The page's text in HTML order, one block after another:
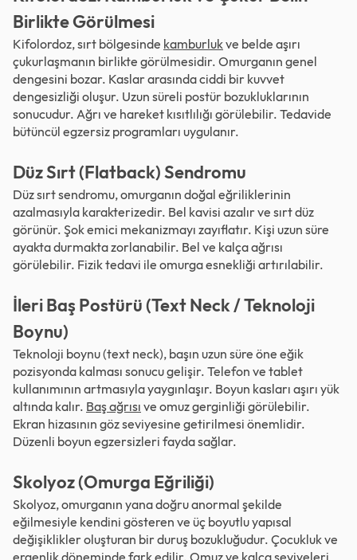
Birlikte Görülmesi
Kifolordoz, sırt bölgesinde kamburlukve belde aşırı
çukurlaşmanın birlikte görülmesidir. Omurganın genel
dengesini bozar. Kaslar arasında ciddi bir kuvvet
dengesizliği oluşur. Uzun süreli postür bozukluklarının
sonucudur. Ağrı ve hareket kısıtlılığı görülebilir. Tedavide
bütüncül egzersiz programları uygulanır.
Düz Sırt (Flatback) Sendromu
Düz sırt sendromu, omurganın doğal eğriliklerinin
azalmasıyla karakterizedir. Bel kavisi azalır ve sırt düz
görünür. Şok emici mekanizmayı zayıflatır. Kişi uzun süre
ayakta durmakta zorlanabilir. Bel ve kalça ağrısı
görülebilir. Fizik tedavi ile omurga esnekliği artırılabilir.
İleri Baş Postürü (Text Neck / Teknoloji
Boynu)
Teknoloji boynu (text neck), başın uzun süre öne eğik
pozisyonda kalması sonucu gelişir. Telefon ve tablet
kullanımının artmasıyla yaygınlaşır. Boyun kasları aşırı yük
altında kalır. Baş ağrısı ve omuz gerginliği görülebilir.
Ekran hizasının göz seviyesine getirilmesi önemlidir.
Düzenli boyun egzersizleri fayda sağlar.
Skolyoz (Omurga Eğriliği)
Skolyoz, omurganın yana doğru anormal şekilde
eğilmesiyle kendini gösteren ve üç boyutlu yapısal
değişiklikler oluşturan bir duruş bozukluğudur. Çocukluk ve
ergenlik döneminde fark edilir. Omuz ve kalça seviyeleri